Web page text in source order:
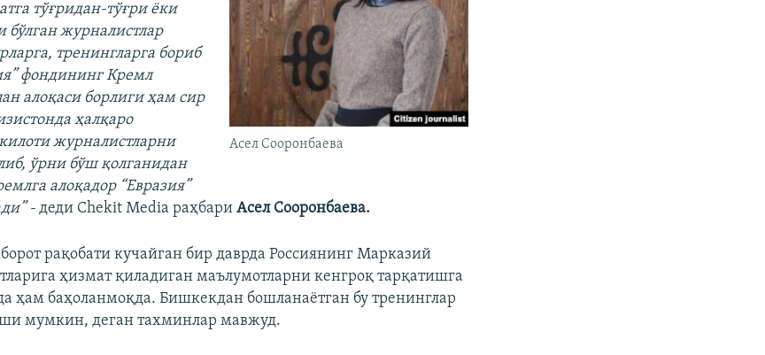
Асел Сооронбаева
тўғридан-тўғри ёки
бўлган журналистлар
тренингларга бориб
фондининг Кремл
алоқаси борлиги ҳам сир
ҳалқаро
журналистларни
ўрни бўш қолганидан
алоқадор “Евразия”
-деди Chekit Media раҳбариАсел Сооронбаева.
рақобати кучайган бир даврда Россиянинг Марказий
ҳизмат қиладиган маълумотларни кенгроқ тарқатишга
ҳам баҳоланмоқда. Бишкекдан бошланаётган бу тренинглар
мумкин, деган тахминлар мавжуд.